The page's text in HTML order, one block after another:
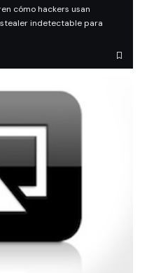
cómo hackers usan
indetectable para